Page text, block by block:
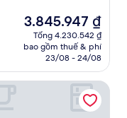
Giá
hiện
tại
3.845.947 ₫
3.845.947 ₫
Tổng 4.230.542 ₫
bao gồm thuế & phí
23/08 - 24/08